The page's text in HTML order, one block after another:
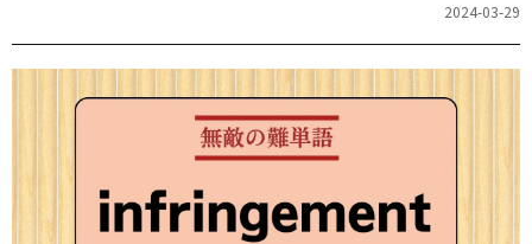
2024-03-29